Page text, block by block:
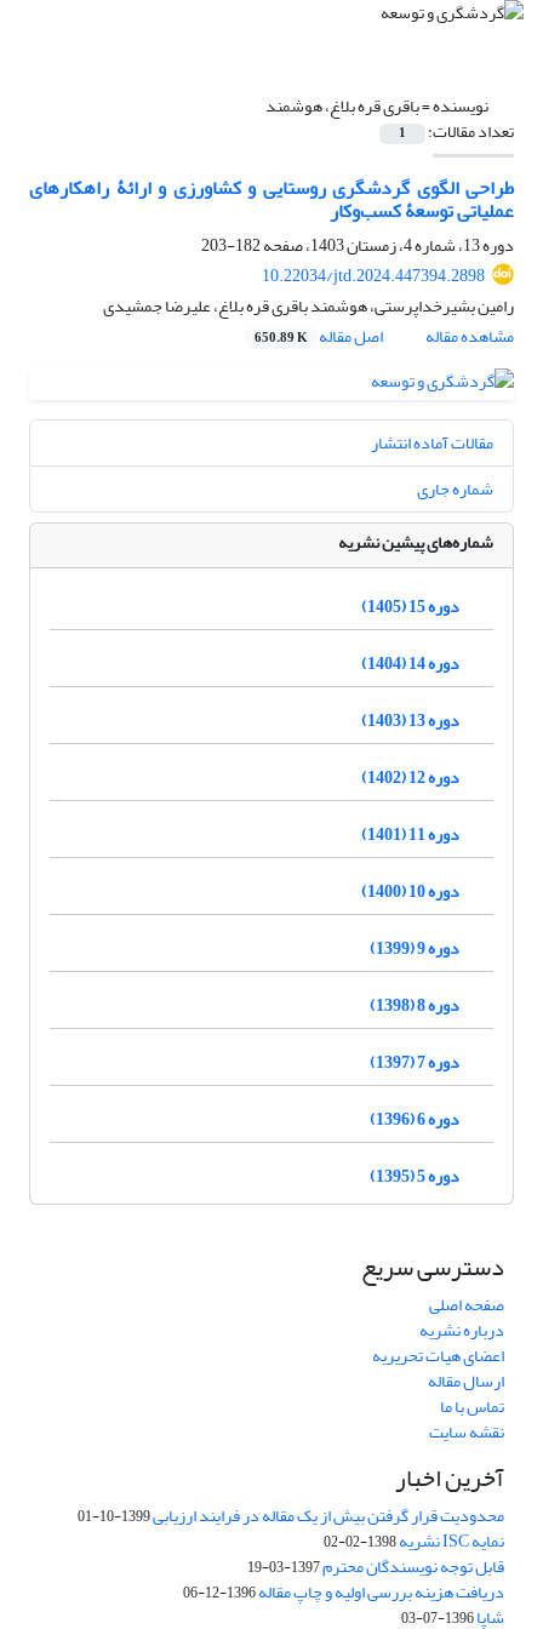
نویسنده =باقری قره بلاغ، هوشمند
تعداد مقالات: 1
طراحی الگوی گردشگری روستایی و کشاورزی و ارائۀ راهکارهای
عملیاتی توسعۀ کسب‌وکار
دوره 13، شماره 4، زمستان 1403، صفحه
182-203
10.22034/jtd.2024.447394.2898
رامین بشیرخداپرستی، هوشمند باقری قره بلاغ، علیرضا جمشیدی
مشاهده مقاله
اصل مقاله 650.89 K
مقالات آماده انتشار
شماره جاری
شماره‌های پیشین نشریه
دوره 15 (1405)
دوره 14 (1404)
دوره 13 (1403)
دوره 12 (1402)
دوره 11 (1401)
دوره 10 (1400)
دوره 9 (1399)
دوره 8 (1398)
دوره 7 (1397)
دوره 6 (1396)
دوره 5 (1395)
دسترسی سریع
صفحه اصلی
درباره نشریه
اعضای هیات تحریریه
ارسال مقاله
تماس با ما
نقشه سایت
آخرین اخبار
محدودیت قرار گرفتن بیش از یک مقاله در فرایند ارزیابی1399-10-01
نمایه ISC نشریه 1398-02-02
قابل توجه نویسندگان محترم1397-03-19
دریافت هزینه بررسی اولیه و چاپ مقاله1396-12-06
شاپا1396-07-03